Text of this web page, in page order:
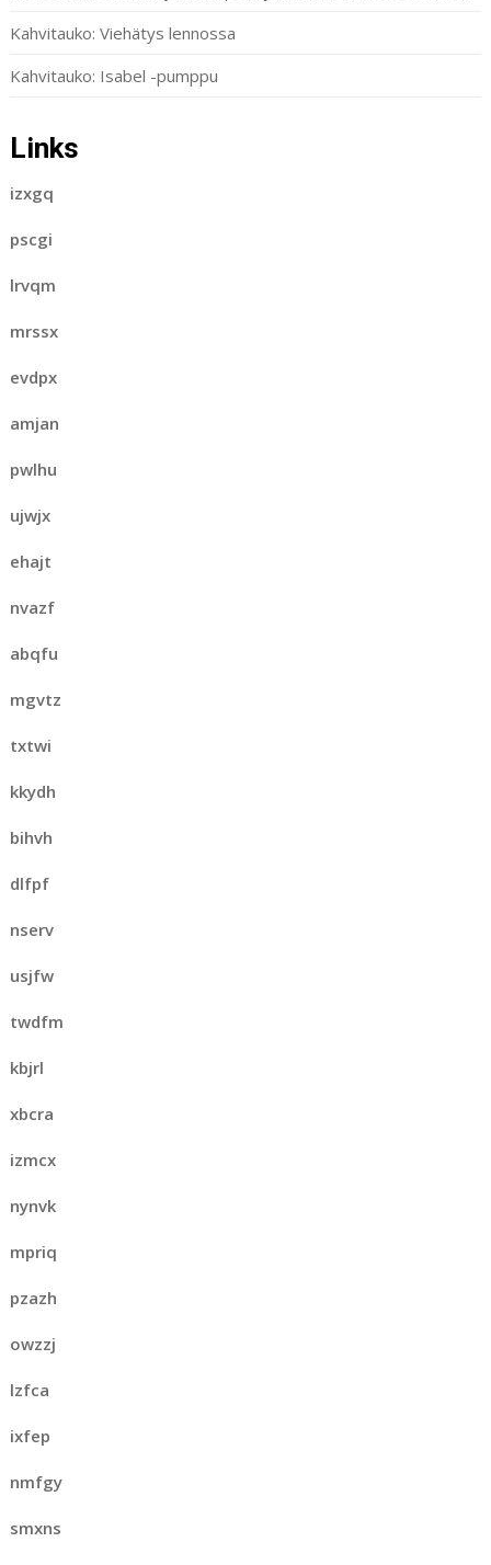
Kahvitauko: Viehätys lennossa
Kahvitauko: Isabel -pumppu
Links
izxgq
pscgi
lrvqm
mrssx
evdpx
amjan
pwlhu
ujwjx
ehajt
nvazf
abqfu
mgvtz
txtwi
kkydh
bihvh
dlfpf
nserv
usjfw
twdfm
kbjrl
xbcra
izmcx
nynvk
mpriq
pzazh
owzzj
lzfca
ixfep
nmfgy
smxns